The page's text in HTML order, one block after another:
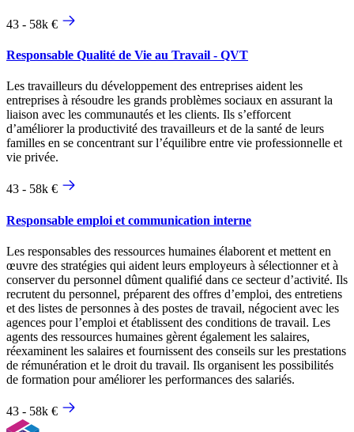
43 - 58k €
Responsable Qualité de Vie au Travail - QVT
Les travailleurs du développement des entreprises aident les
entreprises à résoudre les grands problèmes sociaux en assurant la
liaison avec les communautés et les clients. Ils s’efforcent
d’améliorer la productivité des travailleurs et de la santé de leurs
familles en se concentrant sur l’équilibre entre vie professionnelle et
vie privée.
43 - 58k €
Responsable emploi et communication interne
Les responsables des ressources humaines élaborent et mettent en
œuvre des stratégies qui aident leurs employeurs à sélectionner et à
conserver du personnel dûment qualifié dans ce secteur d’activité. Ils
recrutent du personnel, préparent des offres d’emploi, des entretiens
et des listes de personnes à des postes de travail, négocient avec les
agences pour l’emploi et établissent des conditions de travail. Les
agents des ressources humaines gèrent également les salaires,
réexaminent les salaires et fournissent des conseils sur les prestations
de rémunération et le droit du travail. Ils organisent les possibilités
de formation pour améliorer les performances des salariés.
43 - 58k €